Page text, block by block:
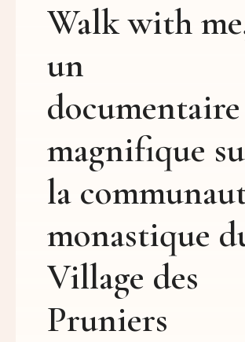
Walk with
un
documentaire
magnifique
la
monastique
Village des
Pruniers